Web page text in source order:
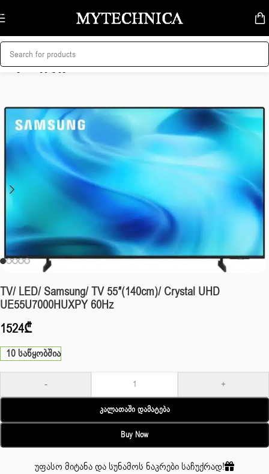
Skip to navigation
Skip to main content
მთავარი/ტელევიზორი
TV/ LED/ Samsung/ TV 55″(140cm)/ Crystal UHD
UE55U7000HUXPY 60Hz
1524₾
10 საწყობშია
- +
Კალათაში Დამატება
Buy Now
უფასო მიტანა და სუნამოს ნაკრები საჩუქრად!